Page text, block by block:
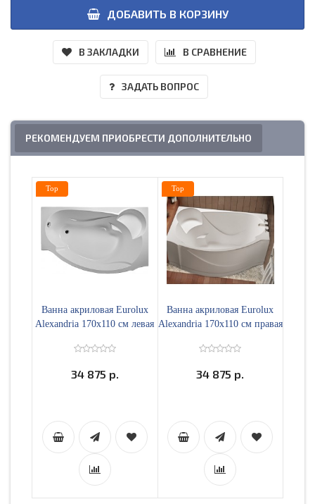
ДОБАВИТЬ В КОРЗИНУ
В ЗАКЛАДКИ В СРАВНЕНИЕ
ЗАДАТЬ ВОПРОС
РЕКОМЕНДУЕМ ПРИОБРЕСТИ ДОПОЛНИТЕЛЬНО
Ванна акриловая Eurolux
Alexandria 170х110 см левая
34 875 р.
Top
Ванна акриловая Eurolux
Alexandria 170х110 см правая
34 875 р.
Top